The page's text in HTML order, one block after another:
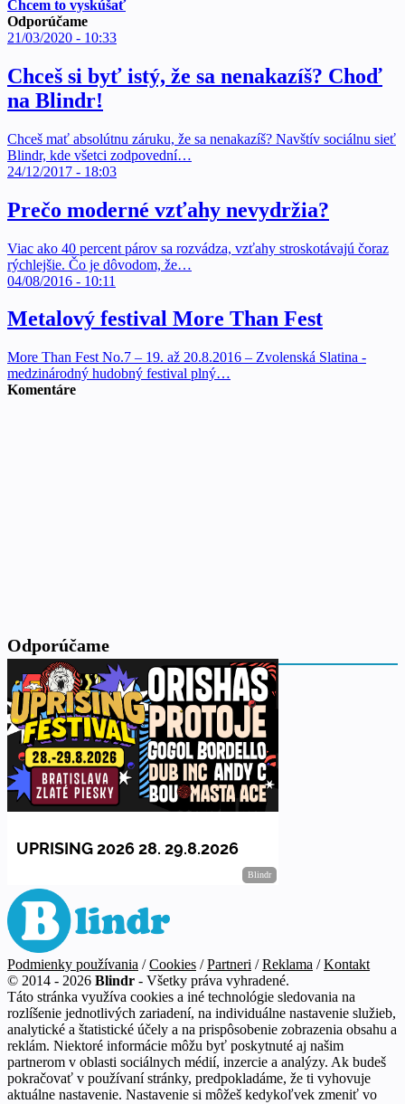
Chcem to vyskúšať
Odporúčame
21/03/2020 - 10:33
Chceš si byť istý, že sa nenakazíš? Choď
na Blindr!
Chceš mať absolútnu záruku, že sa nenakazíš? Navštív sociálnu sieť
Blindr, kde všetci zodpovední…
24/12/2017 - 18:03
Prečo moderné vzťahy nevydržia?
Viac ako 40 percent párov sa rozvádza, vzťahy stroskotávajú čoraz
rýchlejšie. Čo je dôvodom, že…
04/08/2016 - 10:11
Metalový festival More Than Fest
More Than Fest No.7 – 19. až 20.8.2016 – Zvolenská Slatina -
medzinárodný hudobný festival plný…
Komentáre
Odporúčame
Podmienky používania / Cookies / Partneri / Reklama / Kontakt
© 2014 - 2026 Blindr - Všetky práva vyhradené.
Táto stránka využíva cookies a iné technológie sledovania na
rozlíšenie jednotlivých zariadení, na individuálne nastavenie služieb,
analytické a štatistické účely a na prispôsobenie zobrazenia obsahu a
reklám. Niektoré informácie môžu byť poskytnuté aj našim
partnerom v oblasti sociálnych médií, inzercie a analýzy. Ak budeš
pokračovať v používaní stránky, predpokladáme, že ti vyhovuje
aktuálne nastavenie. Nastavenie si môžeš kedykoľvek zmeniť vo